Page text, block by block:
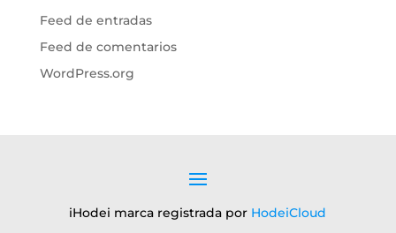
Feed de entradas
Feed de comentarios
WordPress.org
iHodei marca registrada por HodeiCloud